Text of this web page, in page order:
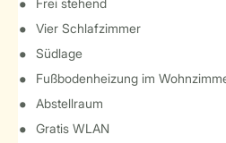
Frei stehend
Vier Schlafzimmer
Südlage
Fußbodenheizung im
Abstellraum
Gratis WLAN